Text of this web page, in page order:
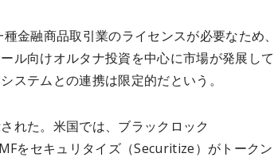
金融商品取引業のライセンスが必要なため、
ル向けオルタナ投資を中心に市場が発展して
ステムとの連携は限定的だという。
れた。米国では、ブラックロック
をセキュリタイズ（Securitize）がトークン